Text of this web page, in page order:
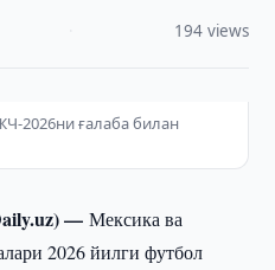
194 views
2026ни ғалаба билан
—Мексика ва
2026 йилги футбол